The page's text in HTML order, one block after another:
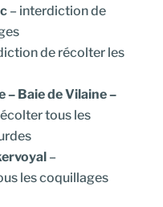
– interdiction de
de récolter les
– Baie de Vilaine –
tous les
–
les coquillages